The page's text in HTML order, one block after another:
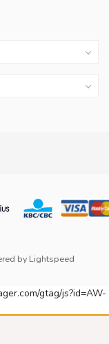
by Lightspeed
gtag/js?id=AW-